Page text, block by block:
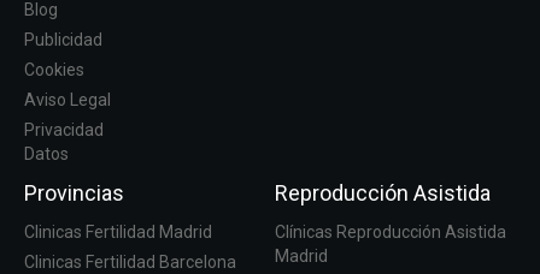
vayas a domiciliar los recibos. No hace falta que
cambies de banco. La respuesta de la entidad
financiera en la aprobación de la operación es muy
rápida. ¿Qué tipo de financiación puedo contratar?
Financiación sin intereses, con cuotas mensuales y
plazos desde 3 meses hasta 12 meses. Financiación
6 meses hasta 60 meses.
PRIMERA CONSULTA GRATUITA.
Blog
Publicidad
Cookies
Aviso Legal
Privacidad
Datos
Provincias
Clinicas Fertilidad Madrid
Clinicas Fertilidad Barcelona
Reproducción Asistida
Clínicas Reproducción Asistida
Madrid